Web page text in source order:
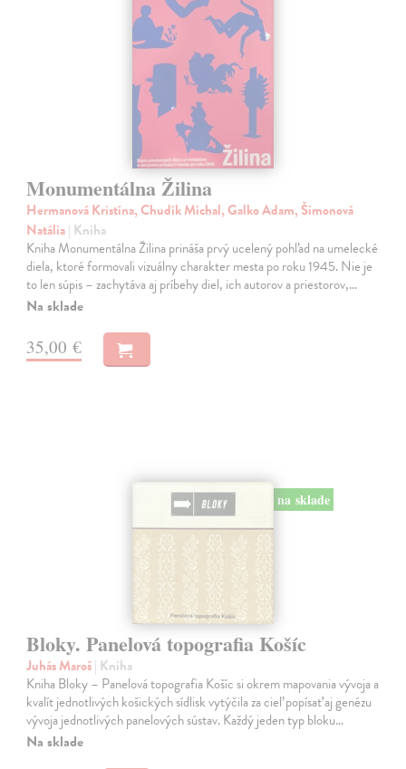
Monumentálna Žilina
Hermanová Kristína, Chudík Michal, Galko Adam, Šimonová
Natália| Kniha
Kniha Monumentálna Žilina prináša prvý ucelený pohľad na umelecké
diela, ktoré formovali vizuálny charakter mesta po roku 1945. Nie je
to len súpis – zachytáva aj príbehy diel, ich autorov a priestorov,…
Na sklade
35,00 €
na sklade
Bloky. Panelová topografia Košíc
Juhás Maroš| Kniha
Kniha Bloky – Panelová topografia Košíc si okrem mapovania vývoja a
kvalít jednotlivých košických sídlisk vytýčila za cieľ popísať aj genézu
vývoja jednotlivých panelových sústav. Každý jeden typ bloku…
Na sklade